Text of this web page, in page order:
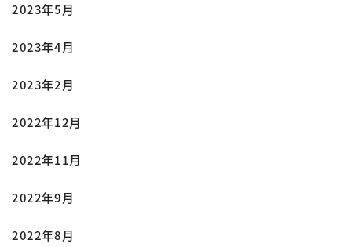
2023年5月
2023年4月
2023年2月
2022年12月
2022年11月
2022年9月
2022年8月